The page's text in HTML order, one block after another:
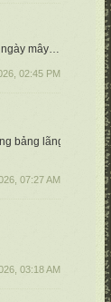
gió bỗng ngừng trôi
02:45 PM
bảng lãng đồi
Im
07:27 AM
03:18 AM